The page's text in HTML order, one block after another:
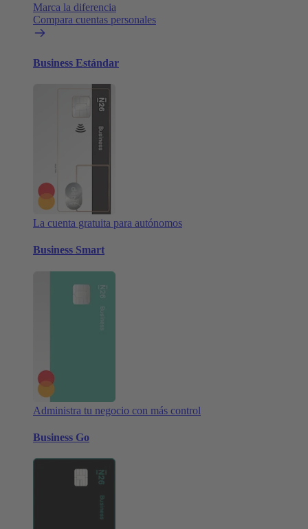
Marca la diferencia
Compara cuentas personales
Business Estándar
La cuenta gratuita para autónomos
Business Smart
Administra tu negocio con más control
Business Go